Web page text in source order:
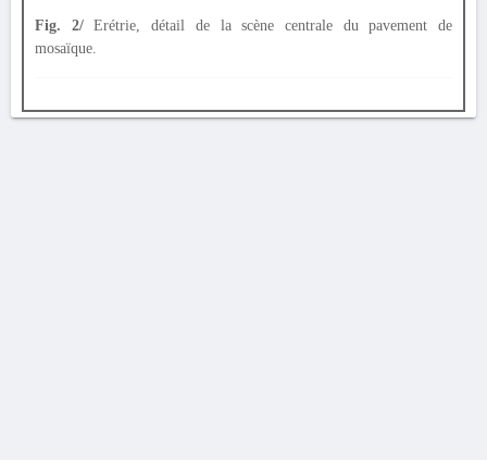
Fig. 2/Erétrie, détail de la scène centrale du pavement de
mosaïque.